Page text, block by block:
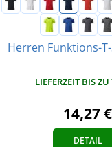
Herren Funktions-
LIEFERZEIT BIS ZU
14,27 €
DETAIL